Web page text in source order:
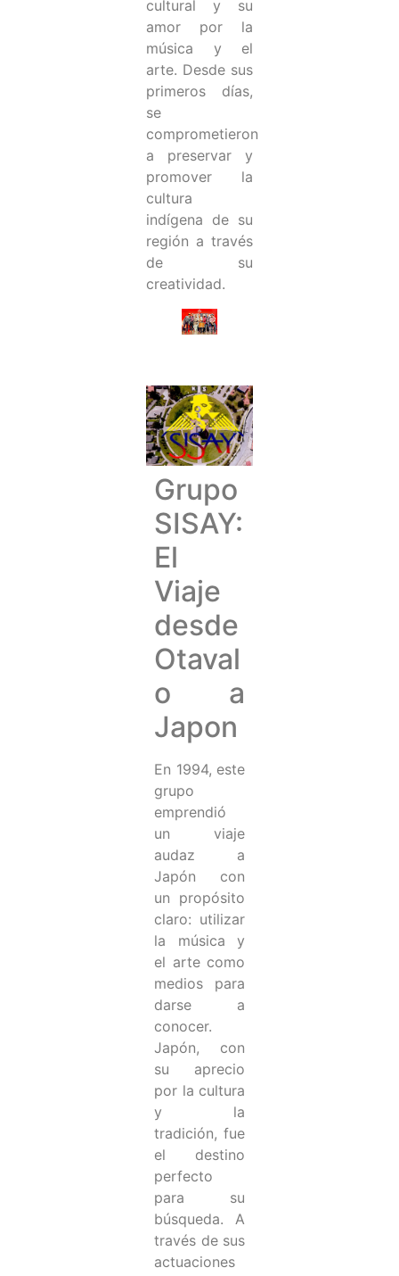
cultural y su
amor por la
música y el
arte. Desde sus
primeros días,
se
comprometieron
a preservar y
promover la
cultura
indígena de su
región a través
de su
creatividad.
Grupo
SISAY:
El
Viaje
desde
Otaval
o a
Japon
En 1994, este
grupo
emprendió
un viaje
audaz a
Japón con
un propósito
claro: utilizar
la música y
el arte como
medios para
darse a
conocer.
Japón, con
su aprecio
por la cultura
y la
tradición, fue
el destino
perfecto
para su
búsqueda. A
través de sus
actuaciones